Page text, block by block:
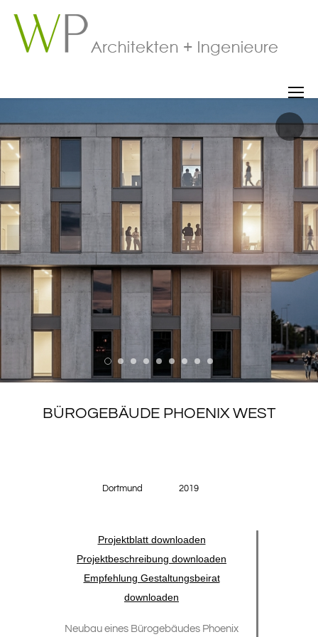
BÜROGEBÄUDE PHOENIX WEST
Dortmund 2019
Projektblatt downloaden
Projektbeschreibung downloaden
Empfehlung Gestaltungsbeirat
downloaden
Neubau eines Bürogebäudes Phoenix